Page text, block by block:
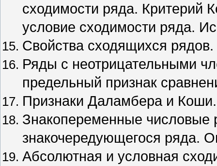
сходимости ряда. Критерий
условие сходимости ряда.
Свойства сходящихся рядов.
Ряды с неотрицательными
предельный признак
Признаки Даламбера и Коши.
Знакопеременные
знакочередующегося ряда.
Абсолютная и условная